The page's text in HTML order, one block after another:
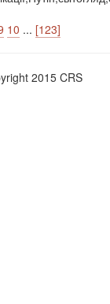
10 ... [123]
2015 CRS